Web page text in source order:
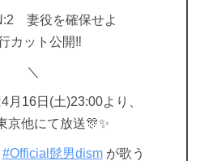
妻役を確保せよ
カット公開‼️
＼
月16日(土)23:00より、
京他にて放送🎊✨
#Official髭男dismが歌う